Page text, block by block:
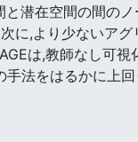
潜在空間の間の
に,より少ないア
は,教師なし可視
法をはるかに上回